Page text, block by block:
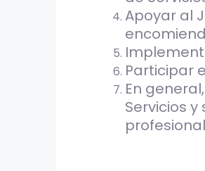
Apoyar al
Participar
En
Servicios